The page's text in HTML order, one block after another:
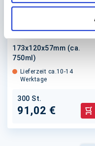
Kartonschale
173x120x57mm (ca.
750ml)
Lieferzeit ca.10-14
Werktage
300 St.
91,02 €